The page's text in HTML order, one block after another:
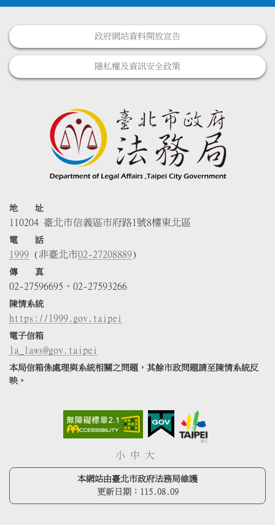
政府網站資料開放宣告
隱私權及資訊安全政策
地 址
110204 臺北市信義區市府路1號8樓東北區
電 話
1999 (非臺北市02-27208889)
傳 真
02-27596695、02-27593266
陳情系統
https://1999.gov.taipei
電子信箱
la_laws@gov.taipei
本局信箱係處理與系統相關之問題，其餘市政問題請至陳情系統反
映。
小 中 大
本網站由臺北市政府法務局維護
更新日期： 115.08.09